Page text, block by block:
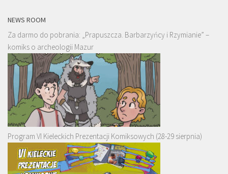
NEWS ROOM
Za darmo do pobrania: „Prapuszcza. Barbarzyńcy i Rzymianie” –
komiks o archeologii Mazur
Program VI Kieleckich Prezentacji Komiksowych (28-29 sierpnia)